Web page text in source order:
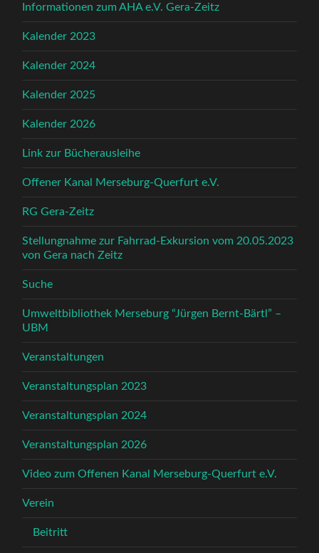
Informationen zum AHA e.V. Gera-Zeitz
Kalender 2023
Kalender 2024
Kalender 2025
Kalender 2026
Link zur Bücherausleihe
Offener Kanal Merseburg-Querfurt e.V.
RG Gera-Zeitz
Stellungnahme zur Fahrrad-Exkursion vom 20.05.2023
von Gera nach Zeitz
Suche
Umweltbibliothek Merseburg “Jürgen Bernt-Bärtl” –
UBM
Veranstaltungen
Veranstaltungsplan 2023
Veranstaltungsplan 2024
Veranstaltungsplan 2026
Video zum Offenen Kanal Merseburg-Querfurt e.V.
Verein
Beitritt